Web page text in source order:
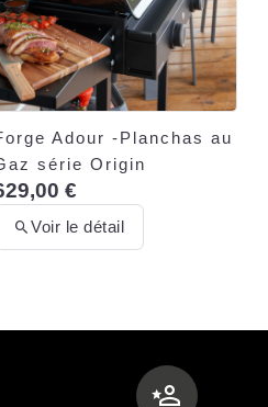
Adour -Planchas au
série Origin
€
Voir le détail